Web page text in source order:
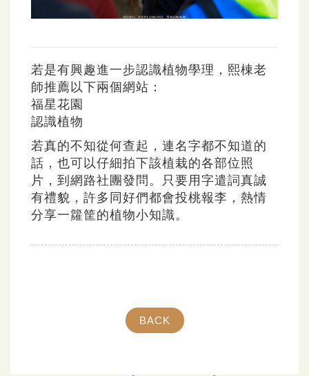
若是有興趣進一步認識植物學理，熙棟老
師推薦以下兩個網站：
福星花園
認識植物
若真的不知從何查起，連名字都不知道的
話，也可以仔細拍下該植栽的各部位照
片，到網路社團發問。只要用字遣詞真誠
有禮貌，許多同好們都會投桃報李，熱情
分享一籮筐的植物小知識。
BACK